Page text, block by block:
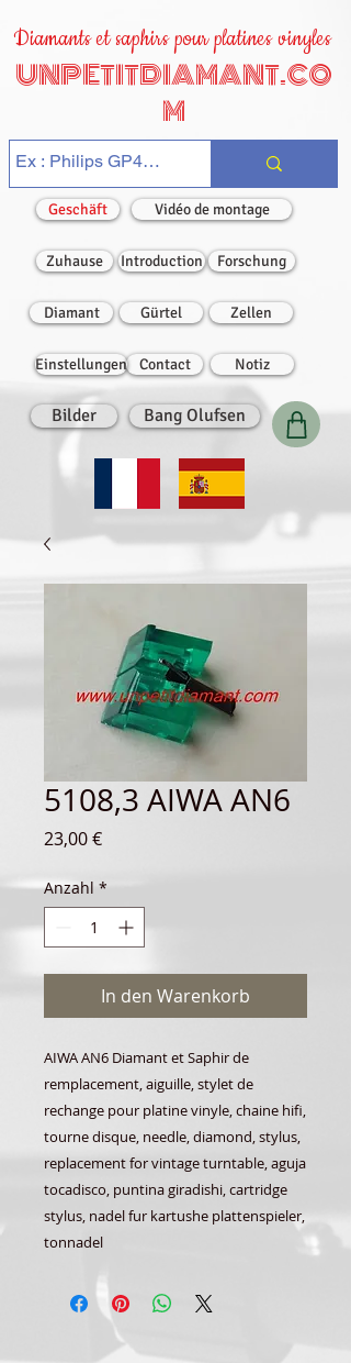
Diamants et saphirs pour platines vinyles
UNPETITDIAMANT.CO
M
Geschäft Vidéo de montage
Zuhause Introduction Forschung
Diamant Gürtel Zellen
Einstellungen Contact Notiz
Bilder Bang Olufsen
5108,3 AIWA AN6
23,00 €Preis
Anzahl *
In den Warenkorb
AIWA AN6 Diamant et Saphir de
remplacement, aiguille, stylet de
rechange pour platine vinyle, chaine hifi,
tourne disque, needle, diamond, stylus,
replacement for vintage turntable, aguja
tocadisco, puntina giradishi, cartridge
stylus, nadel fur kartushe plattenspieler,
tonnadel